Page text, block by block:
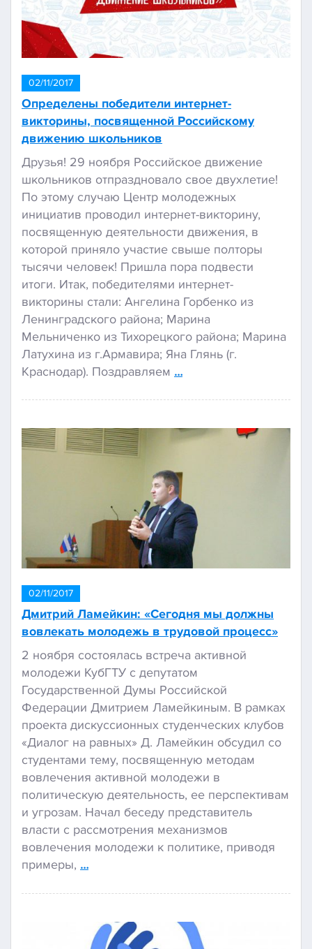
02/11/2017
Определены победители интернет-
викторины, посвященной Российскому
движению школьников
Друзья! 29 ноября Российское движение
школьников отпраздновало свое двухлетие!
По этому случаю Центр молодежных
инициатив проводил интернет-викторину,
посвященную деятельности движения, в
которой приняло участие свыше полторы
тысячи человек! Пришла пора подвести
итоги. Итак, победителями интернет-
викторины стали: Ангелина Горбенко из
Ленинградского района; Марина
Мельниченко из Тихорецкого района; Марина
Латухина из г.Армавира; Яна Глянь (г.
Краснодар). Поздравляем …
02/11/2017
Дмитрий Ламейкин: «Сегодня мы должны
вовлекать молодежь в трудовой процесс»
2 ноября состоялась встреча активной
молодежи КубГТУ с депутатом
Государственной Думы Российской
Федерации Дмитрием Ламейкиным. В рамках
проекта дискуссионных студенческих клубов
«Диалог на равных» Д. Ламейкин обсудил со
студентами тему, посвященную методам
вовлечения активной молодежи в
политическую деятельность, ее перспективам
и угрозам. Начал беседу представитель
власти с рассмотрения механизмов
вовлечения молодежи к политике, приводя
примеры, …